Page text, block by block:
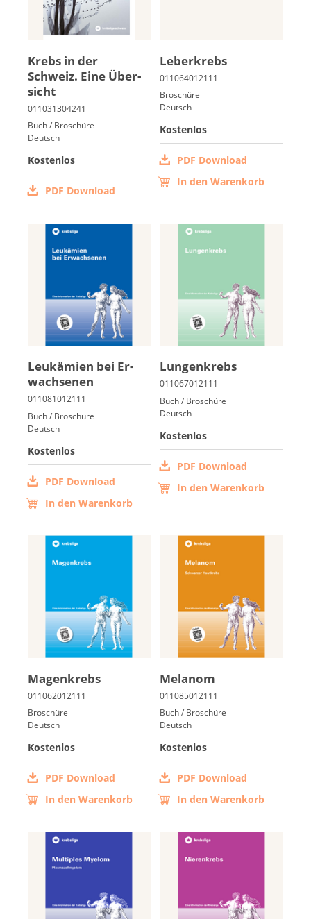
Krebs in der
Schweiz. Ei­ne Über­
sicht
Buch / Broschüre
Deutsch
Kostenlos
PDF Download
Le­ber­krebs
Broschüre
Deutsch
Kostenlos
PDF Download
In den Warenkorb
Leuk­ämi­en bei Er­
wach­se­nen
Buch / Broschüre
Deutsch
Kostenlos
PDF Download
In den Warenkorb
Lun­gen­krebs
Buch / Broschüre
Deutsch
Kostenlos
PDF Download
In den Warenkorb
Ma­gen­krebs
Broschüre
Deutsch
Kostenlos
PDF Download
In den Warenkorb
Me­la­nom
Buch / Broschüre
Deutsch
Kostenlos
PDF Download
In den Warenkorb